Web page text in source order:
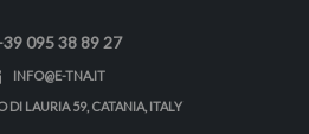
095 38 89 27
INFO@E-TNA.IT
DI LAURIA 59, CATANIA, ITALY